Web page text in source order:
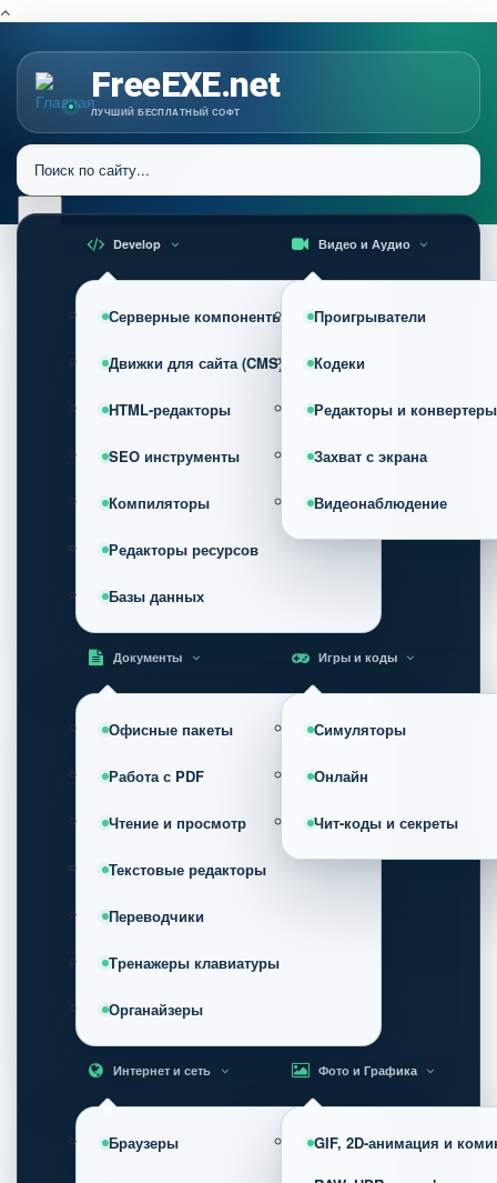
FreeEXE.net
ЛУЧШИЙ БЕСПЛАТНЫЙ СОФТ
Develop
Серверные компоненты
Движки для сайта (CMS)
HTML-редакторы
SEO инструменты
Компиляторы
Редакторы ресурсов
Базы данных
Видео и Аудио
Проигрыватели
Кодеки
Редакторы и конвертеры
Захват с экрана
Видеонаблюдение
Документы
Офисные пакеты
Работа с PDF
Чтение и просмотр
Текстовые редакторы
Переводчики
Тренажеры клавиатуры
Органайзеры
Игры и коды
Симуляторы
Онлайн
Чит-коды и секреты
Интернет и сеть
Браузеры
Фото и Графика
GIF, 2D-анимация и